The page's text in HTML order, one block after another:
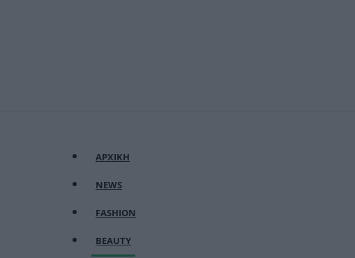
ΑΡΧΙΚΗ
NEWS
FASHION
BEAUTY